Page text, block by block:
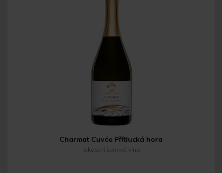
Do košíku
Charmat Cuvée Přítlucká hora
jakostní šumivé víno